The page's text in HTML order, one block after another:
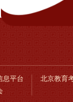
息平台
北京教育